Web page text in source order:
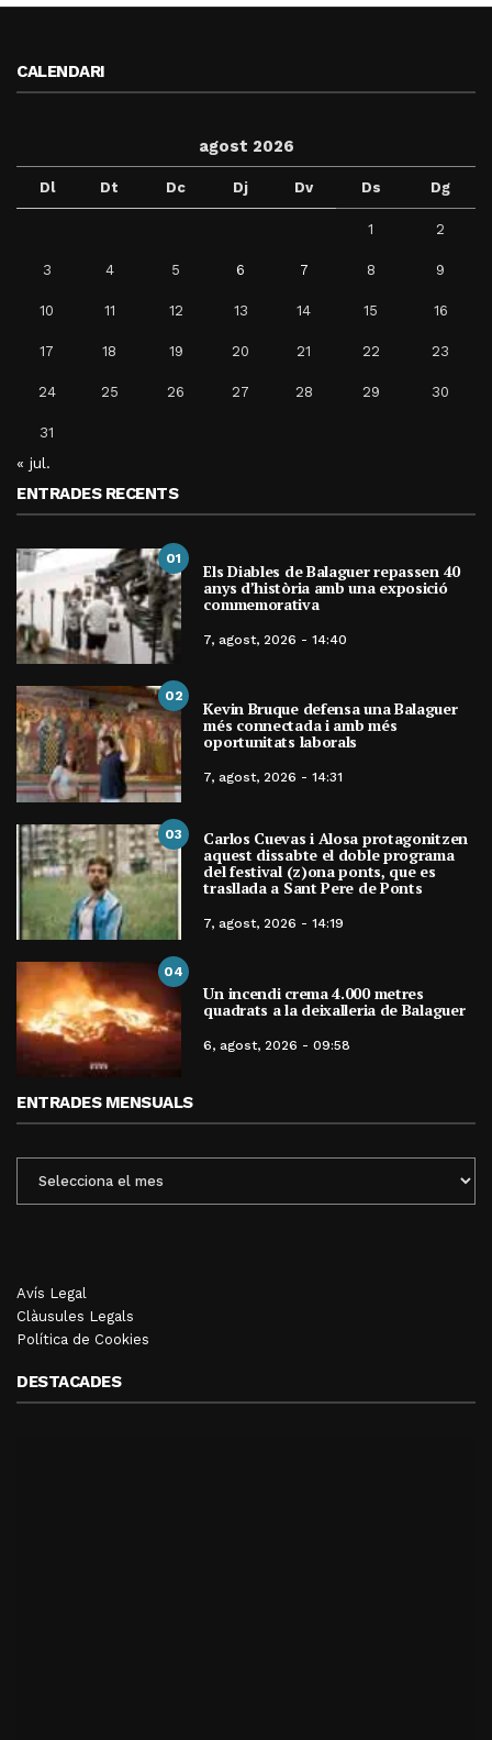
CALENDARI
agost 2026
Dl Dt Dc Dj Dv Ds Dg
1 2
3 4 5 6 7 8 9
10 11 12 13 14 15 16
17 18 19 20 21 22 23
24 25 26 27 28 29 30
31
« jul.
ENTRADES RECENTS
01
Els Diables de Balaguer repassen 40
anys d’història amb una exposició
commemorativa
7, agost, 2026 - 14:40
02
Kevin Bruque defensa una Balaguer
més connectada i amb més
oportunitats laborals
7, agost, 2026 - 14:31
03 Carlos Cuevas i Alosa protagonitzen
aquest dissabte el doble programa
del festival (z)ona ponts, que es
trasllada a Sant Pere de Ponts
7, agost, 2026 - 14:19
04
Un incendi crema 4.000 metres
quadrats a la deixalleria de Balaguer
6, agost, 2026 - 09:58
ENTRADES MENSUALS
MENSUALS
Avís Legal
Clàusules Legals
Política de Cookies
DESTACADES